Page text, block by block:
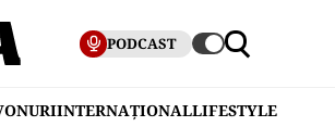
PODCAST
INTERNAȚIONALLIFESTYLE